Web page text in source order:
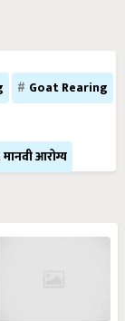
Goat Rearing
आरोग्य